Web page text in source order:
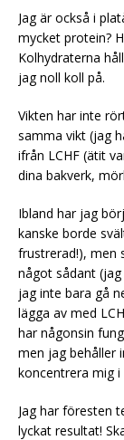
Jag är också i
mycket protein?
Kolhydraterna
jag noll koll på.
Vikten har inte
samma vikt (jag
ifrån LCHF (ätit
dina bakverk,
Ibland har jag
kanske borde
frustrerad!), men
något sådant
jag inte bara gå
lägga av med
har någonsin
men jag behåller
koncentrera mig i
Jag har föresten
lyckat resultat!